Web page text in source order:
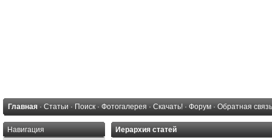
Главная · Статьи · Поиск · Фотогалерея · Скачать! · Форум · Обратная связь
Навигация Иерархия статей